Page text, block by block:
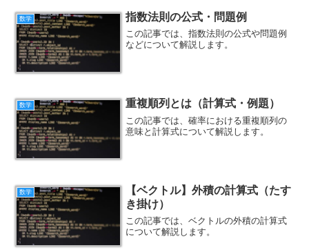
数学 指数法則の公式・問題例
この記事では、指数法則の公式や問題例
などについて解説します。
数学 重複順列とは（計算式・例題）
この記事では、確率における重複順列の
意味と計算式について解説します。
数学
【ベクトル】外積の計算式（たす
き掛け）
この記事では、ベクトルの外積の計算式
について解説します。